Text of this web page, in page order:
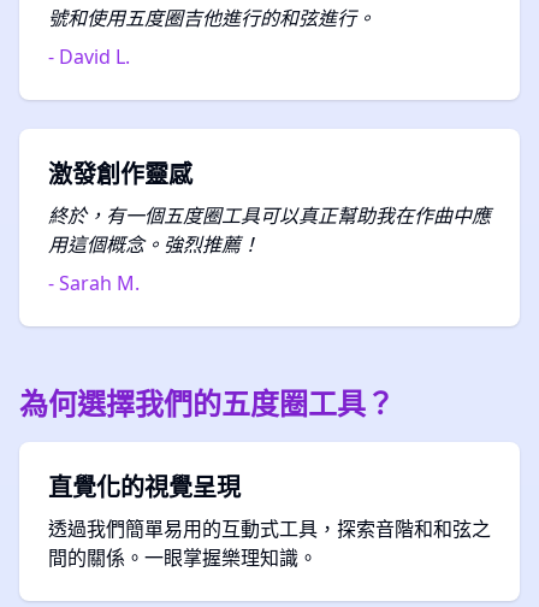
號和使用五度圈吉他進行的和弦進行。
- David L.
激發創作靈感
終於，有一個五度圈工具可以真正幫助我在作曲中應
用這個概念。強烈推薦！
- Sarah M.
為何選擇我們的五度圈工具？
直覺化的視覺呈現
透過我們簡單易用的互動式工具，探索音階和和弦之
間的關係。一眼掌握樂理知識。